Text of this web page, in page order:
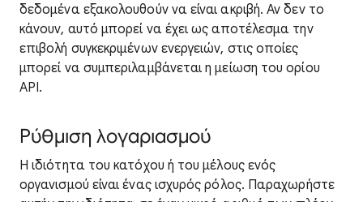
δεδομένα εξακολουθούν να είναι ακριβή. Αν δεν το
κάνουν, αυτό μπορεί να έχει ως αποτέλεσμα την
επιβολή συγκεκριμένων ενεργειών, στις οποίες
μπορεί να συμπεριλαμβάνεται η μείωση του ορίου
API.
Ρύθμιση λογαριασμού
Η ιδιότητα του κατόχου ή του μέλους ενός
οργανισμού είναι ένας ισχυρός ρόλος. Παραχωρήστε